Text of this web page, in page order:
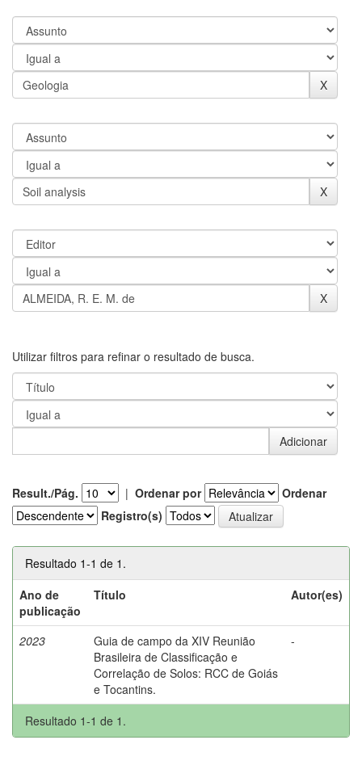
Utilizar filtros para refinar o resultado de busca.
Result./Pág. | Ordenar por
Ordenar
Registro(s)
Resultado 1-1 de 1.
Ano de
publicação
Título Autor(es)
2023
Guia de campo da XIV Reunião
Brasileira de Classificação e
Correlação de Solos: RCC de Goiás
e Tocantins.
-
Resultado 1-1 de 1.